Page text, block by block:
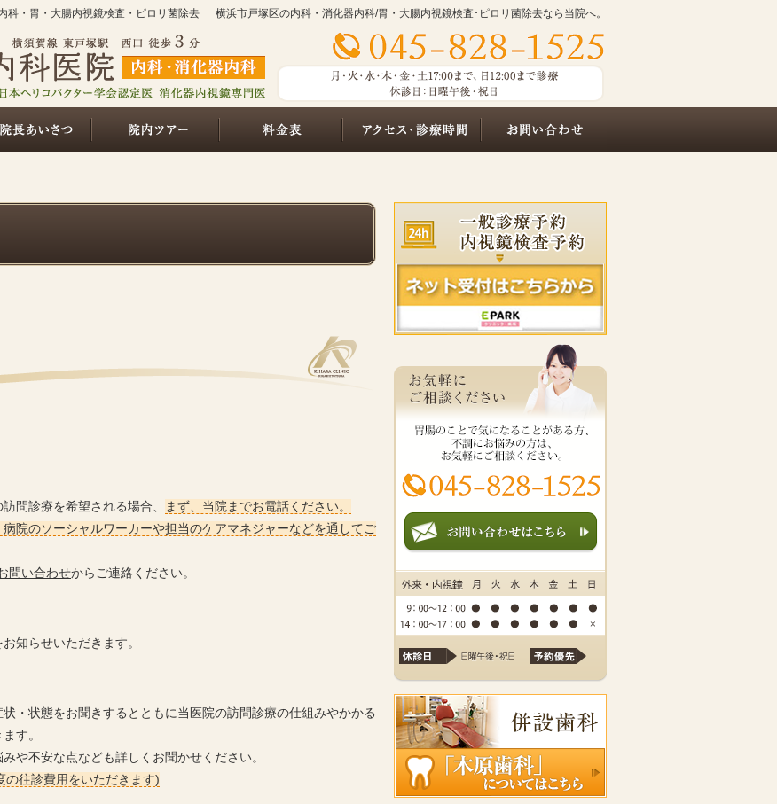
横浜市戸塚区の内科・消化器内科/胃・大腸内視鏡検査･ピロリ菌除去なら当院へ。
科・胃・大腸内視鏡検査・ピロリ菌除去
問診療を希望される場合、
まず、当院までお電話ください。
院のソーシャルワーカーや担当のケアマネジャーなどを通してご
問い合わせからご連絡ください。
知らせいただきます。
・状態をお聞きするとともに当医院の訪問診療の仕組みやかかる
す。
や不安な点なども詳しくお聞かせください。
往診費用をいただきます)